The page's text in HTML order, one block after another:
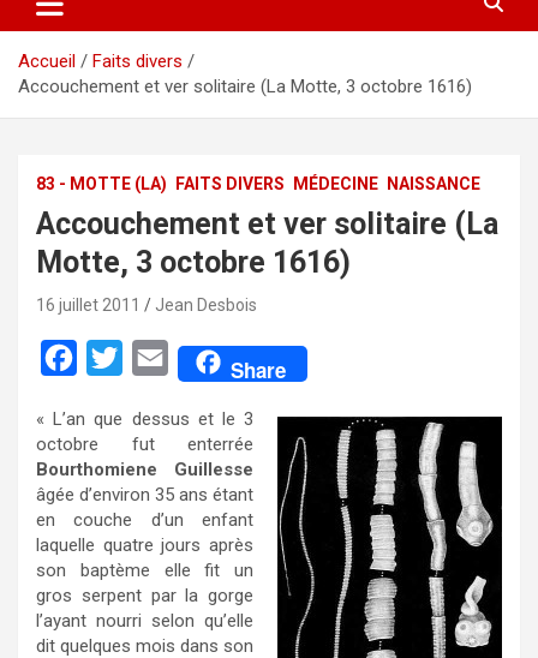
Accueil
Faits divers
Accouchement et ver solitaire (La Motte, 3 octobre 1616)
83 - MOTTE (LA) FAITS DIVERS MÉDECINE NAISSANCE
Accouchement et ver solitaire (La
Motte, 3 octobre 1616)
16 juillet 2011 Jean Desbois
c
e
b
o
o
k
t
t
e
r
E
a
l
Share
« L’an que dessus et le 3
octobre fut enterrée
Bourthomiene Guillesse
âgée d’environ 35 ans étant
en couche d’un enfant
laquelle quatre jours après
son baptème elle fit un
gros serpent par la gorge
l’ayant nourri selon qu’elle
dit quelques mois dans son